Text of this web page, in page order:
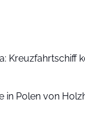
Kreuzfahrtschiff
in Polen von